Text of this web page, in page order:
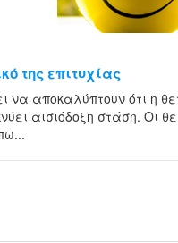
της επιτυχίας
να αποκαλύπτουν ότι η
αισιόδοξη στάση. Οι